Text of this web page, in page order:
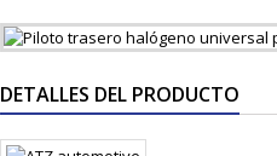
DETALLES DEL PRODUCTO